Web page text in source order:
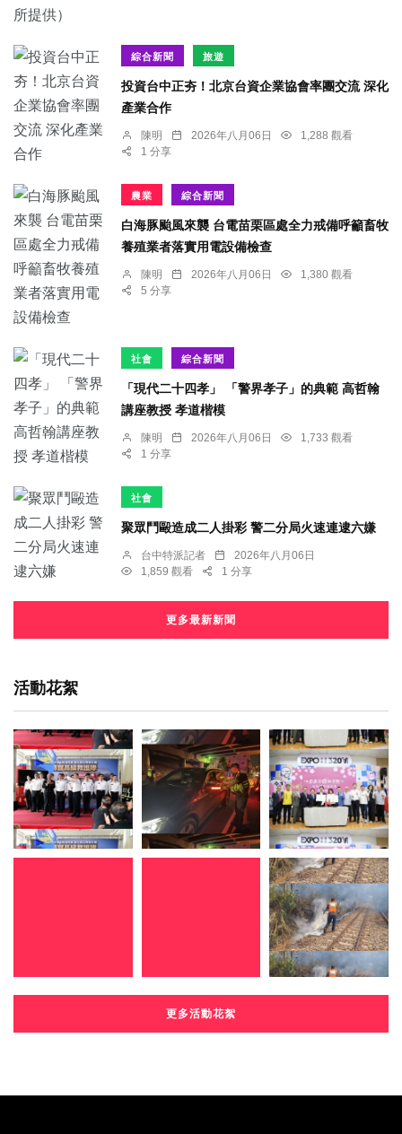
綜合新聞 旅遊
投資台中正夯！北京台資企業協會率團交流 深化
產業合作
陳明 2026年八月06日
1,288 觀看
1 分享
農業 綜合新聞
白海豚颱風來襲 台電苗栗區處全力戒備呼籲畜牧
養殖業者落實用電設備檢查
陳明 2026年八月06日
1,380 觀看
5 分享
社會 綜合新聞
「現代二十四孝」 「警界孝子」的典範 高哲翰
講座教授 孝道楷模
陳明 2026年八月06日
1,733 觀看
1 分享
社會
聚眾鬥毆造成二人掛彩 警二分局火速連逮六嫌
台中特派記者
2026年八月06日
1,859 觀看
1 分享
更多最新新聞
活動花絮
更多活動花絮